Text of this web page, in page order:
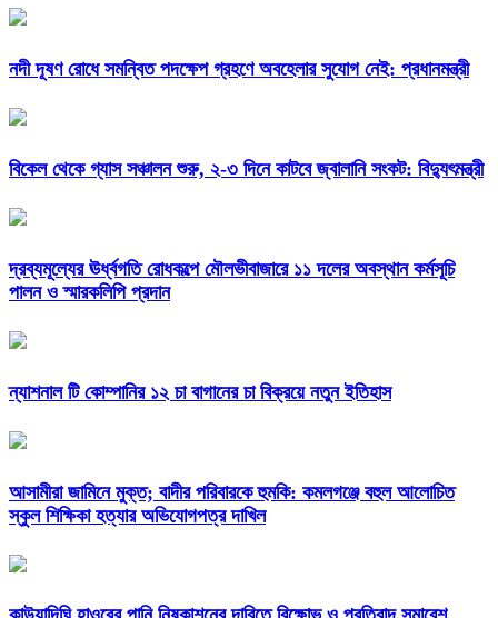
নদী দূষণ রোধে সমন্বিত পদক্ষেপ গ্রহণে অবহেলার সুযোগ নেই: প্রধানমন্ত্রী
বিকেল থেকে গ্যাস সঞ্চালন শুরু, ২-৩ দিনে কাটবে জ্বালানি সংকট: বিদ্যুৎমন্ত্রী
দ্রব্যমূল্যের ঊর্ধ্বগতি রোধকল্পে মৌলভীবাজারে ১১ দলের অবস্থান কর্মসূচি
পালন ও স্মারকলিপি প্রদান
ন্যাশনাল টি কোম্পানির ১২ চা বাগানের চা বিক্রয়ে নতুন ইতিহাস
আসামীরা জামিনে মুক্ত; বাদীর পরিবারকে হুমকি: কমলগঞ্জে বহুল আলোচিত
স্কুল শিক্ষিকা হত্যার অভিযোগপত্র দাখিল